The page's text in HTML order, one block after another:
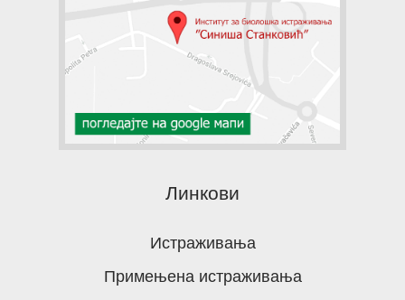
Линкови
Истраживања
Примењена истраживања